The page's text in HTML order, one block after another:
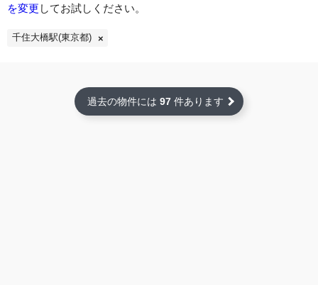
を変更 してお試しください。
千住大橋駅(東京都)
過去の物件には 97 件あります